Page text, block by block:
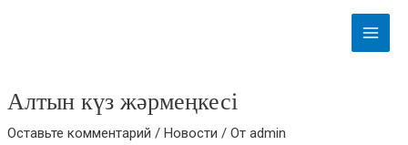
Main
Menu
Алтын күз жәрмеңкесі
Оставьте комментарий /Новости / Отadmin